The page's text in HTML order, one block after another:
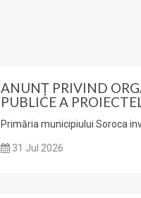
ANUNŢ PRIVIND
PUBLICE A
Primăria municipiului Soroca
31 Jul 2026